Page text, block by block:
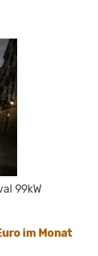
99kW
im Monat